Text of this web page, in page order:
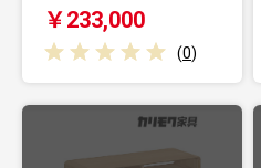
￥233,000
(0)